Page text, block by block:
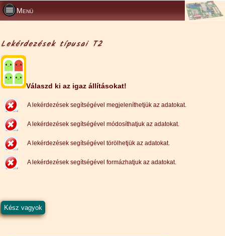
Menü
Lekérdezések típusai T2
Válaszd ki az igaz állításokat!
A lekérdezések segítségével megjeleníthetjük az adatokat.
A lekérdezések segítségével módosíthatjuk az adatokat.
A lekérdezések segítségével törölhetjük az adatokat.
A lekérdezések segítségével formázhatjuk az adatokat.